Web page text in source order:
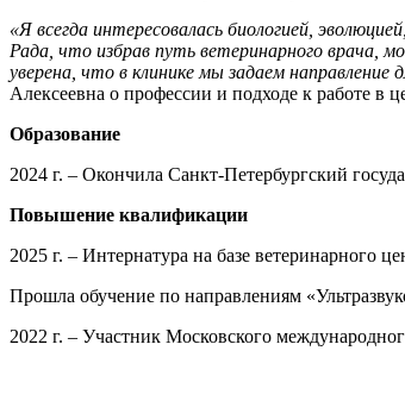
«Я всегда интересовалась биологией,
Рада, что избрав путь ветеринарного врача,
уверена, что в клинике мы задаем
Алексеевна о профессии и подходе к работе в
Образование
2024 г. – Окончила Санкт-Петербургский
Повышение квалификации
2025 г. – Интернатура на базе
Прошла обучение по направлениям
2022 г. – Участник Московского